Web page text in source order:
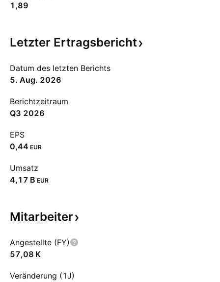
1,89
Letzter Ertragsbericht
Datum des letzten Berichts
5. Aug. 2026
Berichtzeitraum
Q3 2026
EPS
0,44 EUR
Umsatz
‪4,17 B‬ EUR
Mitarbeiter
Angestellte (FY)
‪57,08 K‬
Veränderung (1J)